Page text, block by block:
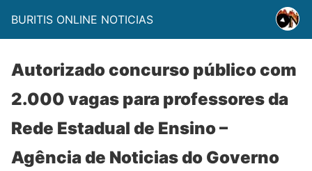
BURITIS ONLINE NOTICIAS
Autorizado concurso público com
2.000 vagas para professores da
Rede Estadual de Ensino –
Agência de Noticias do Governo